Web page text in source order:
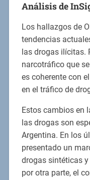
Análisis de
Los hallazgos de
tendencias
las drogas ilícitas.
narcotráfico que
es coherente con
en el tráfico de
Estos cambios en
las drogas son
Argentina. En los
presentado un
drogas sintéticas
por otra parte, el